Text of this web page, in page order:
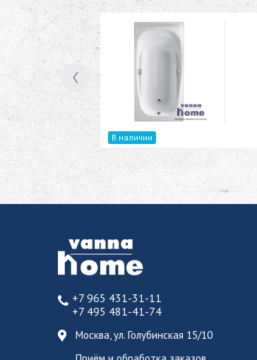
Catherine
В наличии
+7 965 431-31-11
+7 495 481-41-74
Москва, ул. Голубинская 15/10